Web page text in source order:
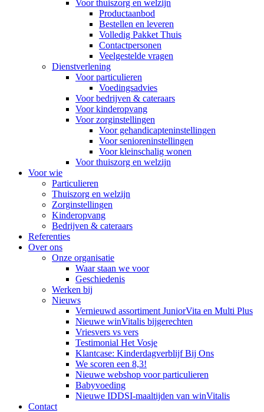
Voor thuiszorg en welzijn
Productaanbod
Bestellen en leveren
Volledig Pakket Thuis
Contactpersonen
Veelgestelde vragen
Dienstverlening
Voor particulieren
Voedingsadvies
Voor bedrijven & cateraars
Voor kinderopvang
Voor zorginstellingen
Voor gehandicapteninstellingen
Voor senioreninstellingen
Voor kleinschalig wonen
Voor thuiszorg en welzijn
Voor wie
Particulieren
Thuiszorg en welzijn
Zorginstellingen
Kinderopvang
Bedrijven & cateraars
Referenties
Over ons
Onze organisatie
Waar staan we voor
Geschiedenis
Werken bij
Nieuws
Vernieuwd assortiment JuniorVita en Multi Plus
Nieuwe winVitalis bijgerechten
Vriesvers vs vers
Testimonial Het Vosje
Klantcase: Kinderdagverblijf Bij Ons
We scoren een 8,3!
Nieuwe webshop voor particulieren
Babyvoeding
Nieuwe IDDSI-maaltijden van winVitalis
Contact